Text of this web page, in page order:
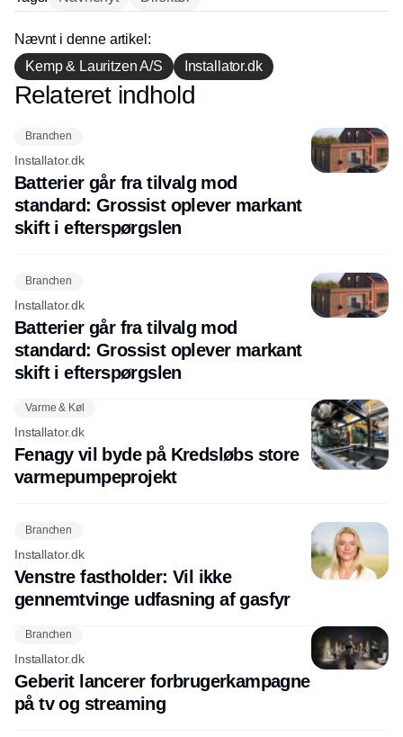
Nævnt i denne artikel:
Kemp & Lauritzen A/S
Installator.dk
Annonce
Relateret indhold
Branchen
Installator.dk
Batterier går fra tilvalg mod
standard: Grossist oplever markant
skift i efterspørgslen
Branchen
Installator.dk
Batterier går fra tilvalg mod
standard: Grossist oplever markant
skift i efterspørgslen
Varme & Køl
Installator.dk
Fenagy vil byde på Kredsløbs store
varmepumpeprojekt
Branchen
Installator.dk
Venstre fastholder: Vil ikke
gennemtvinge udfasning af gasfyr
Branchen
Installator.dk
Geberit lancerer forbrugerkampagne
på tv og streaming